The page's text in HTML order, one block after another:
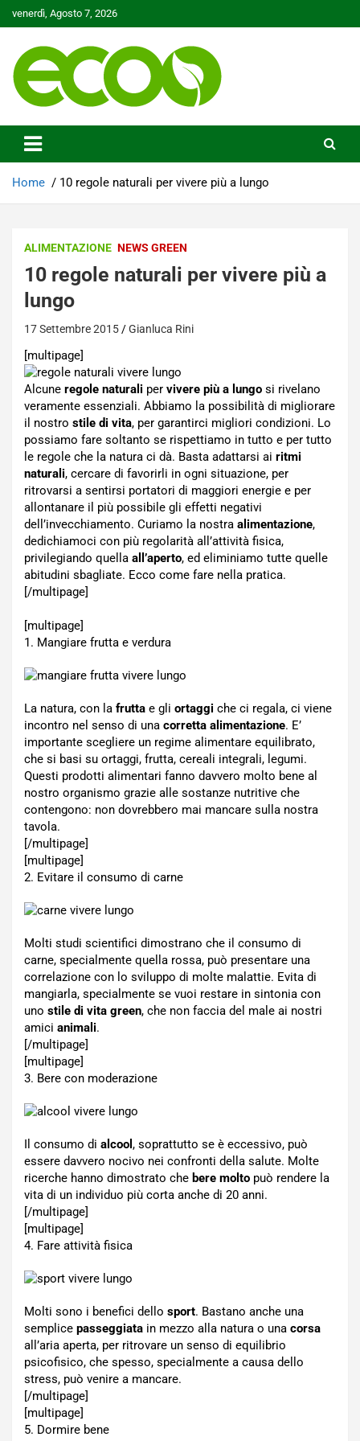
to
venerdì, Agosto 7, 2026
Ecoo.it
Home 10 regole naturali per vivere più a lungo
ALIMENTAZIONE NEWS GREEN
10 regole naturali per vivere più a
lungo
17 Settembre 2015 Gianluca Rini
[multipage]
Alcune regole naturali per vivere più a lungo si rivelano
veramente essenziali. Abbiamo la possibilità di migliorare
il nostro stile di vita, per garantirci migliori condizioni. Lo
possiamo fare soltanto se rispettiamo in tutto e per tutto
le regole che la natura ci dà. Basta adattarsi ai ritmi
naturali, cercare di favorirli in ogni situazione, per
ritrovarsi a sentirsi portatori di maggiori energie e per
allontanare il più possibile gli effetti negativi
dell’invecchiamento. Curiamo la nostra alimentazione,
dedichiamoci con più regolarità all’attività fisica,
privilegiando quella all’aperto, ed eliminiamo tutte quelle
abitudini sbagliate. Ecco come fare nella pratica.
[/multipage]
[multipage]
1. Mangiare frutta e verdura
La natura, con la frutta e gli ortaggi che ci regala, ci viene
incontro nel senso di una corretta alimentazione. E’
importante scegliere un regime alimentare equilibrato,
che si basi su ortaggi, frutta, cereali integrali, legumi.
Questi prodotti alimentari fanno davvero molto bene al
nostro organismo grazie alle sostanze nutritive che
contengono: non dovrebbero mai mancare sulla nostra
tavola.
[/multipage]
[multipage]
2. Evitare il consumo di carne
Molti studi scientifici dimostrano che il consumo di
carne, specialmente quella rossa, può presentare una
correlazione con lo sviluppo di molte malattie. Evita di
mangiarla, specialmente se vuoi restare in sintonia con
uno stile di vita green, che non faccia del male ai nostri
amici animali.
[/multipage]
[multipage]
3. Bere con moderazione
Il consumo di alcool , soprattutto se è eccessivo, può
essere davvero nocivo nei confronti della salute. Molte
ricerche hanno dimostrato che bere molto può rendere la
vita di un individuo più corta anche di 20 anni.
[/multipage]
[multipage]
4. Fare attività fisica
Molti sono i benefici dello sport. Bastano anche una
semplice passeggiata in mezzo alla natura o una corsa
all’aria aperta, per ritrovare un senso di equilibrio
psicofisico, che spesso, specialmente a causa dello
stress, può venire a mancare.
[/multipage]
[multipage]
5. Dormire bene